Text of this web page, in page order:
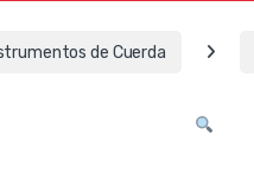
de Cuerda